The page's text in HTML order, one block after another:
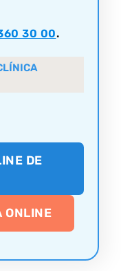
30 00.
DE
ONLINE